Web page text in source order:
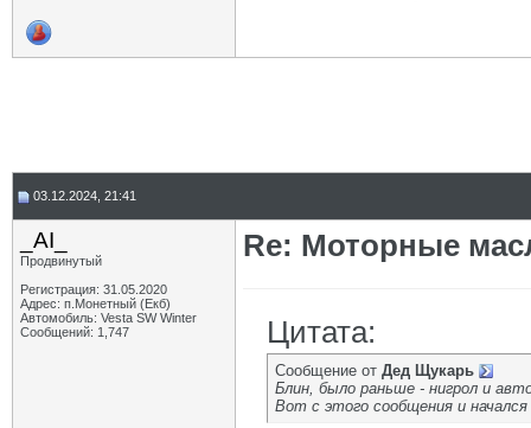
03.12.2024, 21:41
_AI_
Продвинутый
Регистрация: 31.05.2020
Адрес: п.Монетный (Екб)
Автомобиль: Vesta SW Winter
Сообщений: 1,747
Re: Моторные
Цитата:
Сообщение от Дед Щукарь
Блин, было раньше - нигрол и
Вот с этого сообщения и